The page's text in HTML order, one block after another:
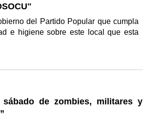
del Partido Popular que cumpla
e higiene sobre este local que esta
de zombies, militares y